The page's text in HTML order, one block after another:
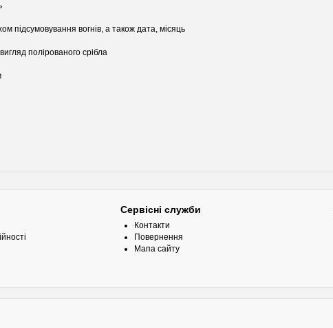
підсумовування вогнів, а також дата, місяць
полірованого срібла
Сервісні служби
Контакти
Повернення
Мапа сайту